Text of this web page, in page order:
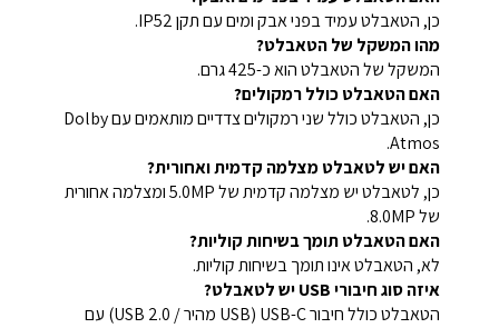
כן, הטאבלט עמיד בפני אבק ומים עם תקן IP52.
מהו המשקל של הטאבלט?
המשקל של הטאבלט הוא כ-425 גרם.
האם הטאבלט כולל רמקולים?
כן, הטאבלט כולל שני רמקולים צדדיים מותאמים עם Dolby
Atmos.
האם יש לטאבלט מצלמה קדמית ואחורית?
כן, לטאבלט יש מצלמה קדמית של 5.0MP ומצלמה אחורית
של 8.0MP.
האם הטאבלט תומך בשיחות קוליות?
לא, הטאבלט אינו תומך בשיחות קוליות.
איזה סוג חיבורי USB יש לטאבלט?
הטאבלט כולל חיבור USB-C (USB מהיר / USB 2.0) עם